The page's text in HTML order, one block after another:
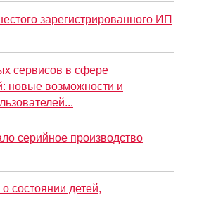
зарегистрированного ИП
сервисов в сфере
новые возможности и
серийное производство
состоянии детей,